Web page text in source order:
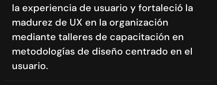
la experiencia de usuario y fortaleció la
madurez de UX en la organización
mediante talleres de capacitación en
metodologías de diseño centrado en el
usuario.